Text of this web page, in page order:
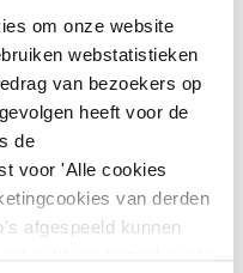
om onze website
webstatistieken
van bezoekers op
heeft voor de
de
voor 'Alle cookies
van derden
afgespeeld kunnen
acute
vast?